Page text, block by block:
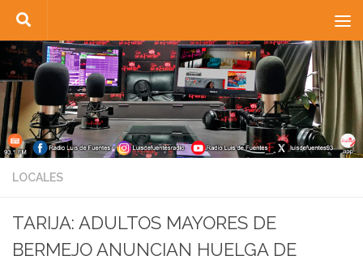
Saltar al contenido
LOCALES
TARIJA: ADULTOS MAYORES DE
BERMEJO ANUNCIAN HUELGA DE